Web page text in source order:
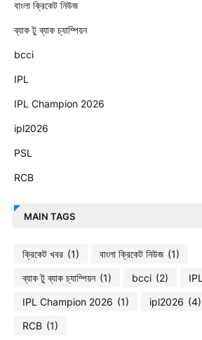
বাংলা ক্রিকেট নিউজ
ব্যাক টু ব্যাক চ্যাম্পিয়ন
bcci
IPL
IPL Champion 2026
ipl2026
PSL
RCB
MAIN TAGS
ক্রিকেট খবর (1) বাংলা ক্রিকেট নিউজ (1)
ব্যাক টু ব্যাক চ্যাম্পিয়ন (1) bcci (2) IPL
IPL Champion 2026 (1) ipl2026 (4)
RCB (1)